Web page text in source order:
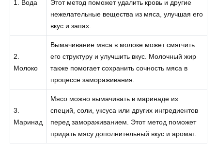
1. Вода
Этот метод поможет удалить кровь и другие
нежелательные вещества из мяса, улучшая его
вкус и запах.
2.
Молоко
Вымачивание мяса в молоке может смягчить
его структуру и улучшить вкус. Молочный жир
также помогает сохранить сочность мяса в
процессе замораживания.
3.
Маринад
Мясо можно вымачивать в маринаде из
специй, соли, уксуса или других ингредиентов
перед замораживанием. Этот метод поможет
придать мясу дополнительный вкус и аромат.